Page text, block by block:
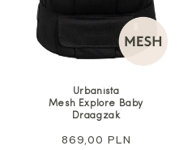
Urbanista
Mesh Explore Baby
Draagzak
Normale
869,00 PLN